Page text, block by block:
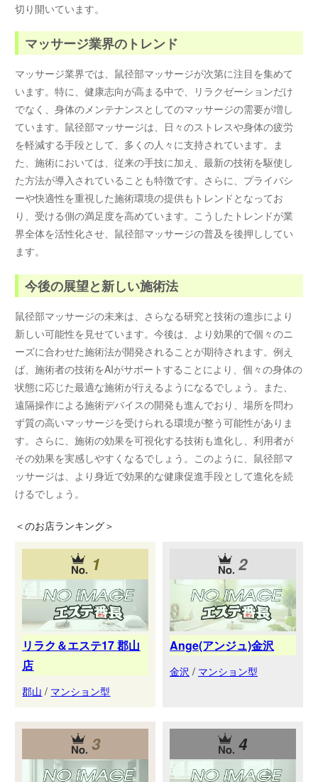
切り開いています。
マッサージ業界のトレンド
マッサージ業界では、鼠径部マッサージが次第に注目を集めて
います。特に、健康志向が高まる中で、リラクゼーションだけ
でなく、身体のメンテナンスとしてのマッサージの需要が増し
ています。鼠径部マッサージは、日々のストレスや身体の疲労
を軽減する手段として、多くの人々に支持されています。ま
た、施術においては、従来の手技に加え、最新の技術を駆使し
た方法が導入されていることも特徴です。さらに、プライバシ
ーや快適性を重視した施術環境の提供もトレンドとなってお
り、受ける側の満足度を高めています。こうしたトレンドが業
界全体を活性化させ、鼠径部マッサージの普及を後押ししてい
ます。
今後の展望と新しい施術法
鼠径部マッサージの未来は、さらなる研究と技術の進歩により
新しい可能性を見せています。今後は、より効果的で個々のニ
ーズに合わせた施術法が開発されることが期待されます。例え
ば、施術者の技術をAIがサポートすることにより、個々の身体の
状態に応じた最適な施術が行えるようになるでしょう。また、
遠隔操作による施術デバイスの開発も進んでおり、場所を問わ
ず質の高いマッサージを受けられる環境が整う可能性がありま
す。さらに、施術の効果を可視化する技術も進化し、利用者が
その効果を実感しやすくなるでしょう。このように、鼠径部マ
ッサージは、より身近で効果的な健康促進手段として進化を続
けるでしょう。
＜のお店ランキング＞
1
リラク＆エステ17 郡山
店
郡山 / マンション型
2
Ange(アンジュ)金沢
金沢 / マンション型
3 4